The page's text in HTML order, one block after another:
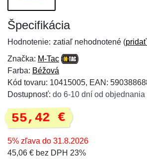
Špecifikácia
Hodnotenie: zatiaľ nehodnotené (
Značka: M-Tac
Farba: Béžová
Kód tovaru: 10415005, EAN:
Dostupnosť: do 6-10 dní od objednania
55,42 €
5% zľava do 31.8.2026
45,06 € bez DPH 23%